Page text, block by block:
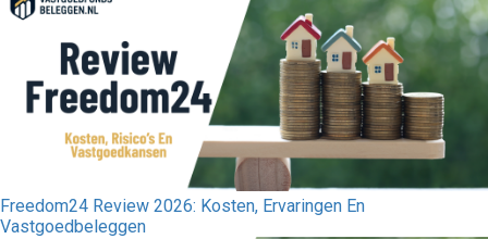
Freedom24 Review 2026: Kosten, Ervaringen En
Vastgoedbeleggen